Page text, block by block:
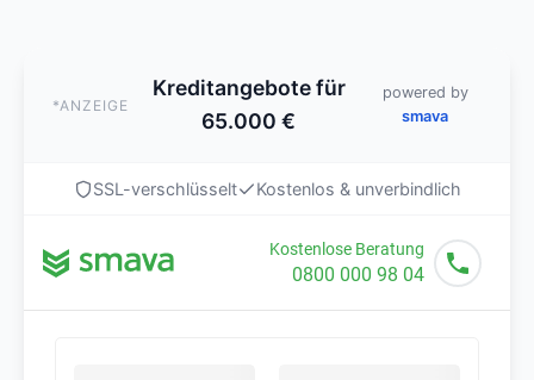
*ANZEIGE
Kreditangebote für
65.000 €
powered by
smava
SSL-verschlüsselt Kostenlos & unverbindlich